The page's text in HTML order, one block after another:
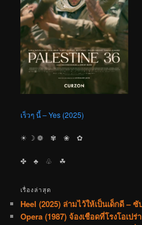
เร็วๆ นี้ – Yes (2025)
☀︎ ☽ ❁ ✾ ❀ ✿
✤ ♣︎ ♧ ☘︎
เรื่องล่าสุด
Heel (2025) ล่ามไว้ให้เป็นเด็กดี – ซั
Opera (1987) จ้องเชือดที่โรงโอเปร่